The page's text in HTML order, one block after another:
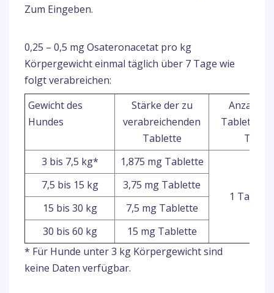
Zum Eingeben.
0,25 – 0,5 mg Osateronacetat pro kg
Körpergewicht einmal täglich über 7 Tage wie
folgt verabreichen:
Gewicht des
Hundes
Stärke der zu
verabreichenden
Tablette
Anzahl
Tabletten
Tag
3 bis 7,5 kg*
1,875 mg Tablette
1
7,5 bis 15 kg
3,75 mg Tablette
15 bis 30 kg
7,5 mg Tablette
30 bis 60 kg
15 mg Tablette
* Für Hunde unter 3 kg Körpergewicht sind
keine Daten verfügbar.